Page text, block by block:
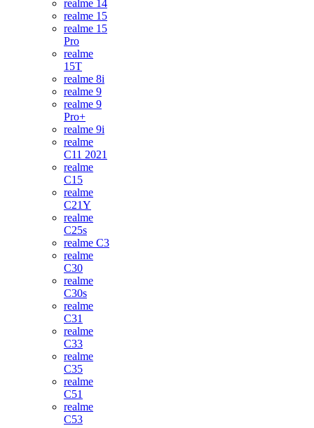
realme 14
realme 15
realme 15
Pro
realme
15T
realme 8i
realme 9
realme 9
Pro+
realme 9i
realme
C11 2021
realme
C15
realme
C21Y
realme
C25s
realme C3
realme
C30
realme
C30s
realme
C31
realme
C33
realme
C35
realme
C51
realme
C53